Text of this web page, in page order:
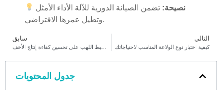
نصيحة: تضمن الصيانة الدورية للآلة الأداء الأمثل
وتطيل عمرها الافتراضي.
سابق التالي
كيفية اختيار نوع الولاعة المناسب لاحتياجاتك
جدول المحتويات